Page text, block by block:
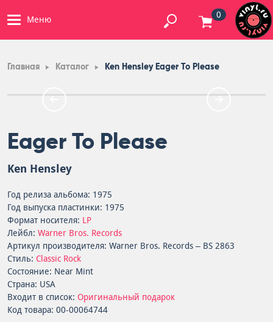
Меню 0
Главная Каталог Ken Hensley Eager To Please
Eager To Please
Ken Hensley
Год релиза альбома: 1975
Год выпуска пластинки: 1975
Формат носителя: LP
Лейбл: Warner Bros. Records
Артикул производителя: Warner Bros. Records – BS 2863
Стиль: Classic Rock
Состояние: Near Mint
Страна: USA
Входит в список: Оригинальный подарок
Код товара: 00-00064744